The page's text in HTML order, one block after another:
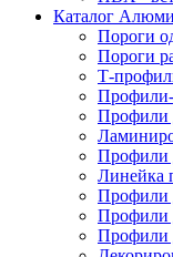
Каталог
Пороги
Пороги
Т-
Профили
Профили
Линейка
Профили
Профили
Профили